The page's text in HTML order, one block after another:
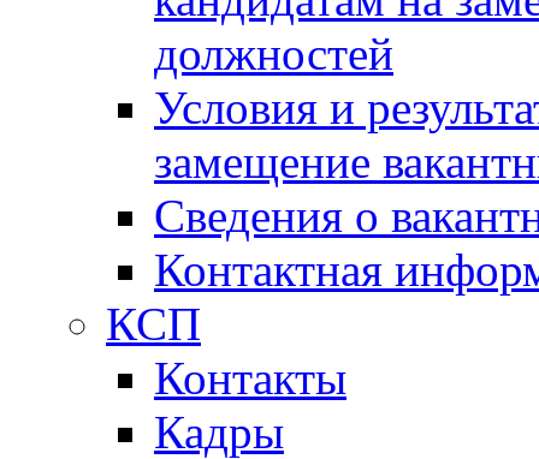
должностей
Условия и
замещение
Сведения о
Контактная
КСП
Контакты
Кадры